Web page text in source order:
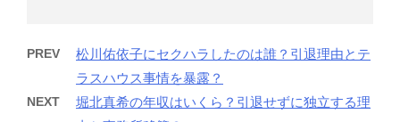
PREV
松川佑依子にセクハラしたのは誰？引退理由とテ
ラスハウス事情を暴露？
NEXT
堀北真希の年収はいくら？引退せずに独立する理